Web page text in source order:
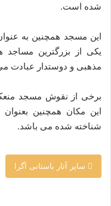
شده است.
این مسجد همچنین به
یکی از بزرگترین مساجد
مذهبی و دوستدار عبادت
برخی از نقوش مسجد
این مکان همچنین بعنوان
شناخته شده می باشد.
سایر آثار باستانی آگرا